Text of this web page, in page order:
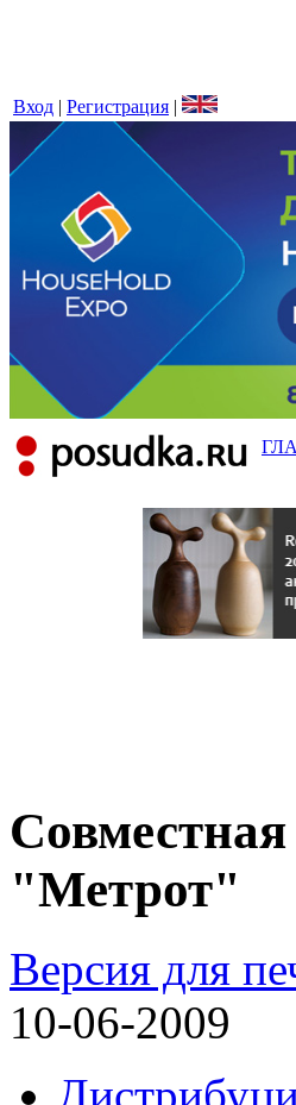
Вход | Регистрация |
"Метрот"
Версия для
10-06-2009